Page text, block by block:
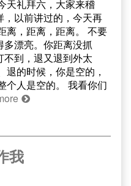
天礼拜六，大家来稽
以前讲过的，今天再
离，距离，距离。 不要
漂亮。你距离没抓
到，退又退到外太
退的时候，你是空的，
个人是空的。 我看你们
我